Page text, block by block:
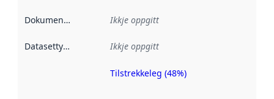
Dokumentasjon Ikkje oppgitt
Datasettype Ikkje oppgitt
Metadatakvalitet
Tilstrekkeleg (48%)